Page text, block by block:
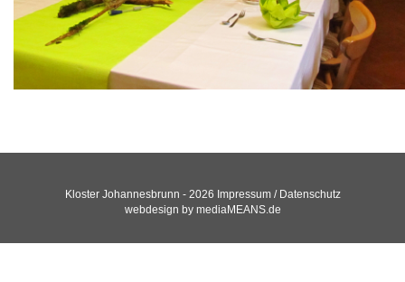
Kloster Johannesbrunn - 2026 Impressum / Datenschutz
webdesign by mediaMEANS.de